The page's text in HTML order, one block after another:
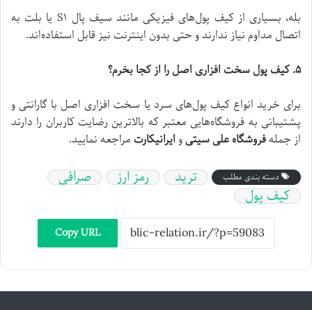
بله، بسیاری از کیف پول‌های فیزیکی مانند سیف پال S۱ یا بلت به
اتصال مداوم نیاز ندارند و حتی بدون اینترنت نیز قابل استفاده‌اند.
۵. کیف پول سخت افزاری اصل را از کجا بخرم؟
برای خرید انواع کیف پول‌های سرد یا سخت افزاری اصل با گارانتی و
پشتیبانی به فروشگاه‌هایی معتبر که بالاترین رضایت کاربران را دارند
از جملهفروشگاه علی سیتیو ایرانیکارتمراجعه نمایید.
دسته بندی مطلب ترید رمز ارز
صرافی
کیف پول
Copy URL